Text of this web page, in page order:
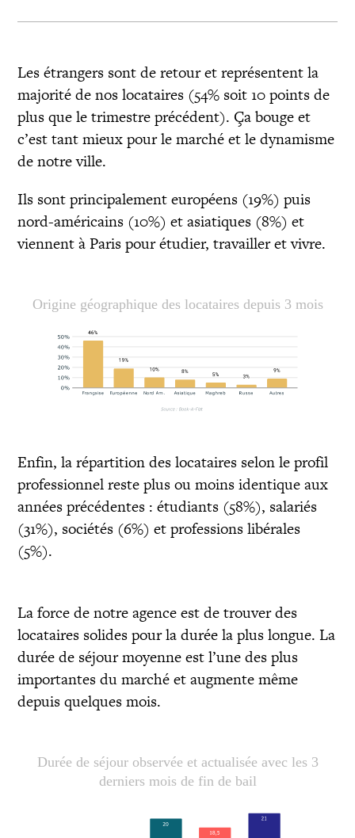
Les étrangers sont de retour et représentent la
majorité de nos locataires (54% soit 10 points de
plus que le trimestre précédent). Ça bouge et
c’est tant mieux pour le marché et le dynamisme
de notre ville.
Ils sont principalement européens (19%) puis
nord-américains (10%) et asiatiques (8%) et
viennent à Paris pour étudier, travailler et vivre.
Origine géographique des locataires depuis 3 mois
Enfin, la répartition des locataires selon le profil
professionnel reste plus ou moins identique aux
années précédentes : étudiants (58%), salariés
(31%), sociétés (6%) et professions libérales
(5%).
La force de notre agence est de trouver des
locataires solides pour la durée la plus longue. La
durée de séjour moyenne est l’une des plus
importantes du marché et augmente même
depuis quelques mois.
Durée de séjour observée et actualisée avec les 3
derniers mois de fin de bail